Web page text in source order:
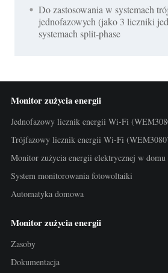
Do zastosowania w systemach
jednofazowych (jako 3 liczniki
systemach split-phase
Monitor zużycia energii
Jednofazowy licznik energii Wi-Fi
Trójfazowy licznik energii Wi-Fi
Monitor zużycia energii elektrycznej w domu
System monitorowania fotowoltaiki
Automatyka domowa
Monitor zużycia energii
Zasoby
Dokumentacja